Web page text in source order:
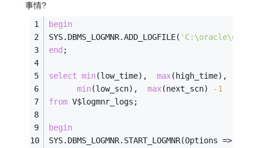
事情?
begin
SYS.DBMS_LOGMNR.ADD_LOGFILE(
end ;
select min(low_time), max(high_time),
min(low_scn), max(next_scn)
-1
from V$logmnr_logs;
begin
SYS.DBMS_LOGMNR.START_LOGMNR(Options =>